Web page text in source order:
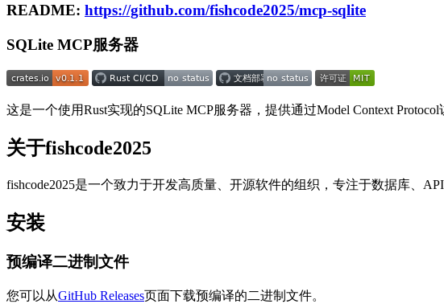
README: https://github.com/fishcode2025/mcp-sqlite
SQLite MCP服务器
这是一个使用Rust实现的SQLite MCP服务器，提供通过Model Context
关于fishcode2025
fishcode2025是一个致力于开发高质量、开源软件的组织，专注于数据库、
安装
预编译二进制文件
您可以从GitHub Releases页面下载预编译的二进制文件。